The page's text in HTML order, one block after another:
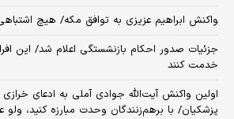
واکنش ابراهیم عزیزی به توافق مکه/ هیچ
خدمت کنند
اولین واکنش آیت‌الله جوادی آملی به ادعای خرازی
پزشکیان/ با برهم‌زنندگان وحدت مبارزه کنید،